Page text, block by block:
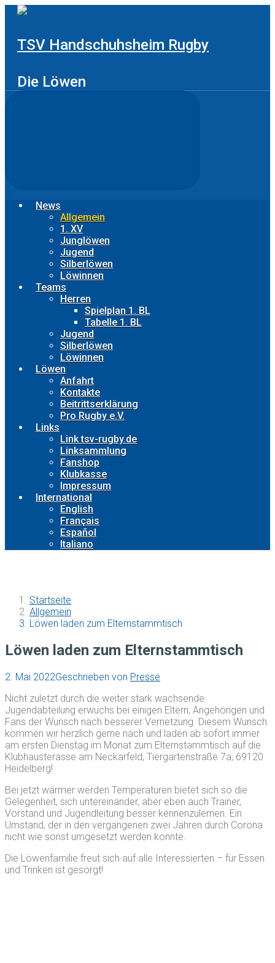
Zum
TSV Handschuhsheim Rugby
Die Löwen
News
Allgemein
1. XV
Junglöwen
Jugend
Silberlöwen
Löwinnen
Teams
Herren
Spielplan 1. BL
Tabelle 1. BL
Jugend
Silberlöwen
Löwinnen
Löwen
Anfahrt
Kontakte
Beitrittserklärung
Pro Rugby e.V.
Links
Link tsv-rugby.de
Linksammlung
Fanshop
Klubkasse
Impressum
International
English
Français
Español
Italiano
Startseite
Allgemein
Löwen laden zum Elternstammtisch
Löwen laden zum Elternstammtisch
2. Mai 2022Geschrieben von Presse
Nicht zuletzt durch die weiter stark wachsende
Jugendabteilung erwuchs bei einigen Eltern, Angehörigen und
Fans der Wunsch nach besserer Vernetzung. Diesem Wunsch
kommen wir herzlich gerne nach und laden ab sofort immer
am ersten Dienstag im Monat zum Elternstammtisch auf die
Klubhausterasse am Neckarfeld, Tiergartenstraße 7a, 69120
Heidelberg!
Bei jetzt wärmer werden Temperaturen bietet sich so die
Gelegenheit, sich untereinander, aber eben auch Trainer,
Vorstand und Jugendleitung besser kennenzulernen. Ein
Umstand, der in den vergangenen zwei Jahren durch Corona
nicht wie sonst umgesetzt werden konnte.
Die Löwenfamilie freut sich auf alle Interessierten – für Essen
und Trinken ist gesorgt!